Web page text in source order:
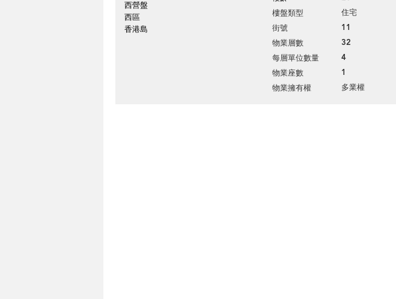
西營盤
西區
香港島
樓盤類型 住宅
街號 11
物業層數 32
每層單位數量 4
物業座數 1
物業擁有權 多業權